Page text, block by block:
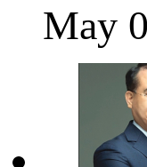
May